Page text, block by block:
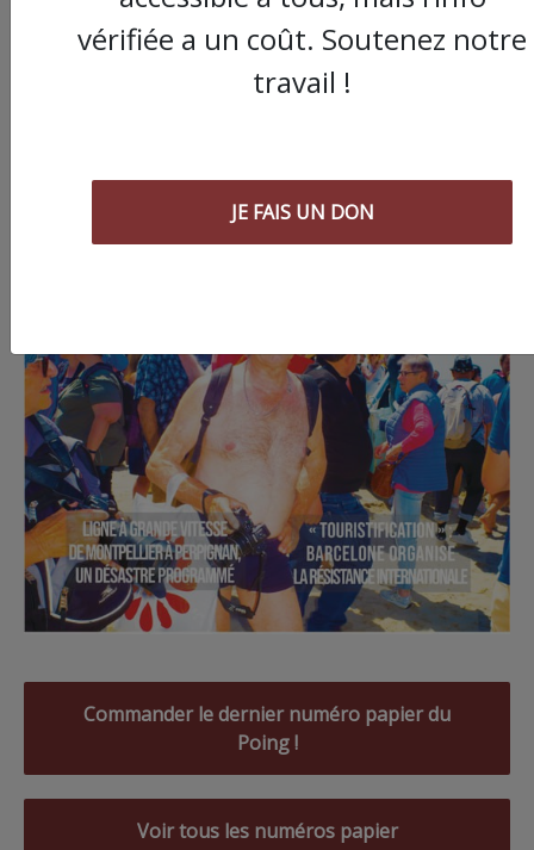
Commander le dernier numéro papier du
Poing !
Voir tous les numéros papier
vérifiée a un coût. Soutenez notre
travail !
JE FAIS UN DON